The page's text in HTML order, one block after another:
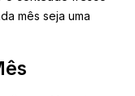
mês seja uma